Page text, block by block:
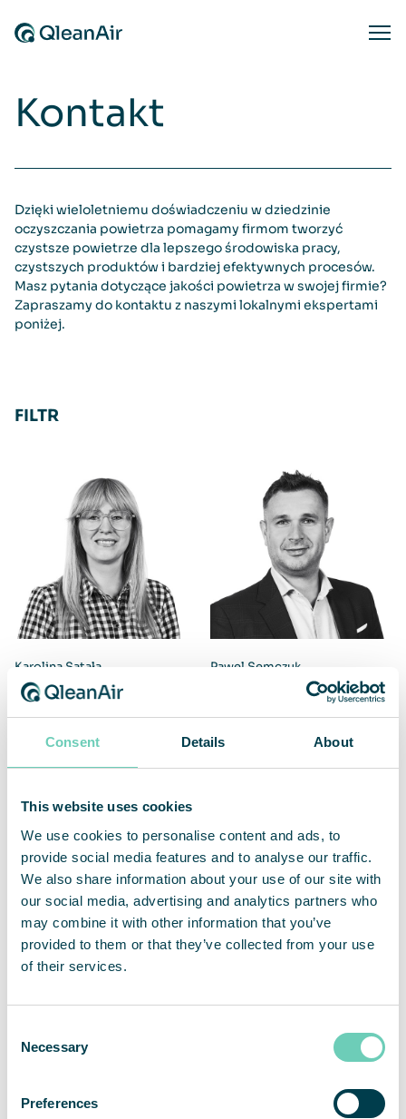
Consent Details About
This website uses cookies
We use cookies to personalise content and ads, to
provide social media features and to analyse our traffic.
We also share information about your use of our site with
our social media, advertising and analytics partners who
may combine it with other information that you’ve
provided to them or that they’ve collected from your use
of their services.
Selection
Necessary
Preferences
Kontakt
Dzięki wieloletniemu doświadczeniu w dziedzinie
oczyszczania powietrza pomagamy firmom tworzyć
czystsze powietrze dla lepszego środowiska pracy,
czystszych produktów i bardziej efektywnych procesów.
Masz pytania dotyczące jakości powietrza w swojej firmie?
Zapraszamy do kontaktu z naszymi lokalnymi ekspertami
poniżej.
FILTR
Karolina Satała
Market Partner Poland
+48 50 57 49 465
Pawel Semczuk
Market Partner Poland
+48 60 15 05 174
Sofie Lundgren
Poland